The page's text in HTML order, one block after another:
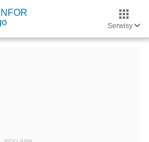
Serwisy